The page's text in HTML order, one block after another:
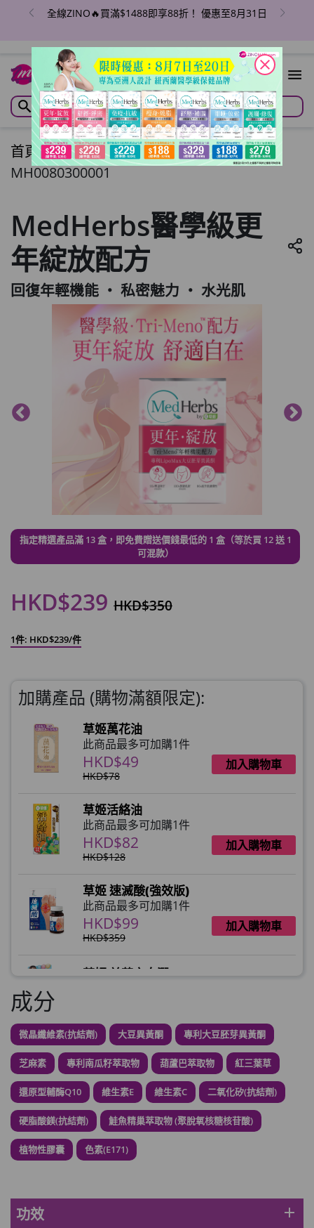
全線ZINO🔥買滿$1488即享88折！ 優惠至8月31日
首頁/MedHerbs醫學級更年綻放配方
MH0080300001
MedHerbs醫學級更
年綻放配方
回復年輕機能 ‧ 私密魅力 ‧ 水光肌
指定精選產品滿 13 盒，即免費贈送價錢最低的 1 盒（等於買 12 送 1
可混款）
HKD$239 HKD$350
1件: HKD$239/件
加購產品 (購物滿額限定):
草姬萬花油
此商品最多可加購1件
HKD$49
HKD$78
加入購物車
草姬活絡油
此商品最多可加購1件
HKD$82
HKD$128
加入購物車
草姬 速滅酸(強效版)
此商品最多可加購1件
HKD$99
HKD$359
加入購物車
草姬 益菌之白潤
草姬 調經緊緻寶(27年2月到期)
此商品最多可加購1件
HKD$169
HKD$369
加入購物車
男補精力丸5:1 (到期日2028年1月)
此商品最多可加購1件
HKD$169
理膚泉 無香大哥大防曬 50ml (2027年4
成分
微晶纖維素(抗結劑) 大豆異黃酮 專利大豆胚芽異黃酮
芝麻素 專利南瓜籽萃取物 葫蘆巴萃取物 紅三葉草
還原型輔酶Q10 維生素E 維生素C 二氧化矽(抗結劑)
硬脂酸鎂(抗結劑) 鮭魚精巢萃取物 (聚脫氧核糖核苷酸)
植物性膠囊 色素(E171)
功效 add
close